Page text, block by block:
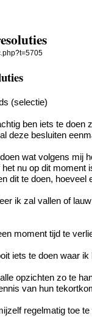
(selectie)
ben iets te
deze besluiten
wat volgens mij
nu op dit
dit te doen,
ik zal vallen of
moment tijd te
iets te doen waar
opzichten zo te
van hun
regelmatig toe